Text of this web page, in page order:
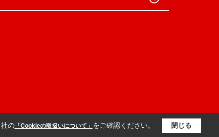
の「Cookieの取扱いについて」 をご確認ください。 閉じる